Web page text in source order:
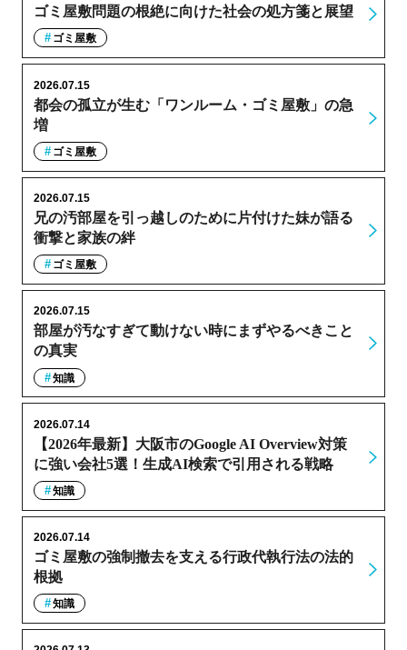
ゴミ屋敷問題の根絶に向けた社会の処方箋と展望
ゴミ屋敷
都会の孤立が生む「ワンルーム・ゴミ屋敷」の急
増
2026.07.15
ゴミ屋敷
兄の汚部屋を引っ越しのために片付けた妹が語る
衝撃と家族の絆
2026.07.15
ゴミ屋敷
部屋が汚なすぎて動けない時にまずやるべきこと
の真実
2026.07.15
知識
【2026年最新】大阪市のGoogle AI Overview対策
に強い会社5選！生成AI検索で引用される戦略
2026.07.14
知識
ゴミ屋敷の強制撤去を支える行政代執行法の法的
根拠
2026.07.14
知識